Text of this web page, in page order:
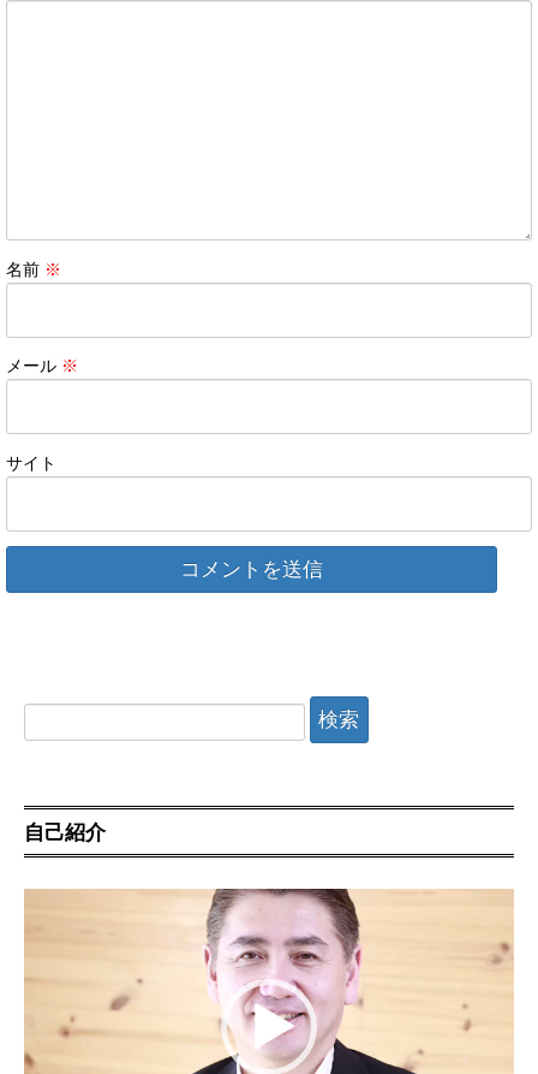
名前 ※
メール ※
サイト
検
索:
自己紹介
動
ヤ